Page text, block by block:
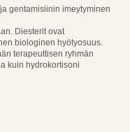
gentamisiinin imeytyminen
Diesterit ovat
biologinen hyötyosuus.
terapeuttisen ryhmän
kuin hydrokortisoni